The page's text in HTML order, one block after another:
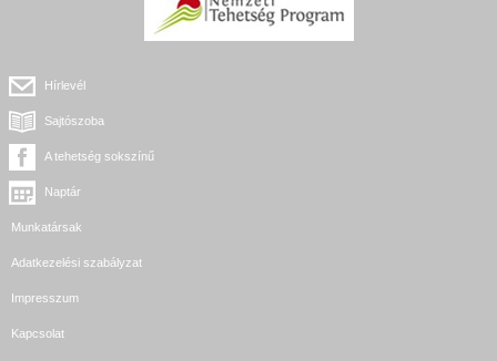
Hírlevél
Sajtószoba
A tehetség sokszínű
Naptár
Munkatársak
Adatkezelési szabályzat
Impresszum
Kapcsolat